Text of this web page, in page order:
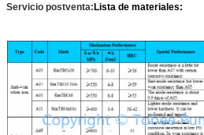
Servicio postventa:Lista de materiales: